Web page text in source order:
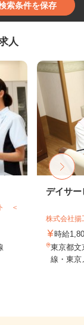
索条件を保存
人
＜
デイサー
株式会社揚
時給
東京都文
線・東京